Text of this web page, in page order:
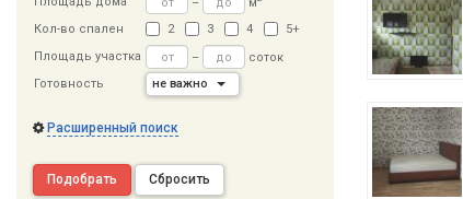
Кол-во спален 2 3 4
5+
Площадь участка
–
соток
Готовность
не важно
Расширенный поиск
Подобрать Сбросить